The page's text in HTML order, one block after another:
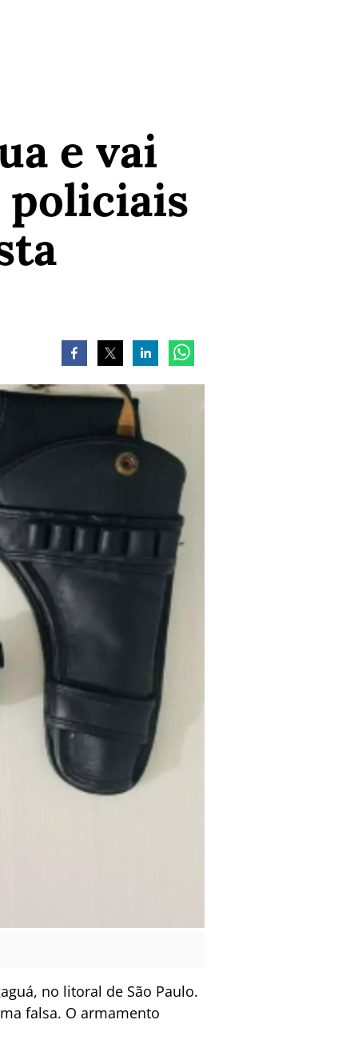
e vai
policiais
no litoral de São Paulo.
falsa. O armamento